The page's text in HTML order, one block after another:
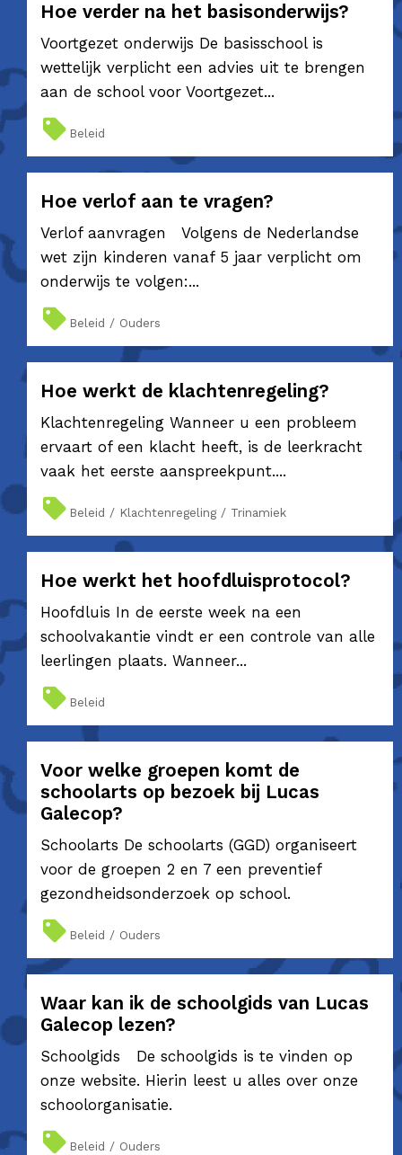
Hoe verder na het basisonderwijs?
Voortgezet onderwijs De basisschool is
wettelijk verplicht een advies uit te brengen
aan de school voor Voortgezet...
Beleid
Hoe verlof aan te vragen?
Verlof aanvragen Volgens de Nederlandse
wet zijn kinderen vanaf 5 jaar verplicht om
onderwijs te volgen:...
Beleid / Ouders
Hoe werkt de klachtenregeling?
Klachtenregeling Wanneer u een probleem
ervaart of een klacht heeft, is de leerkracht
vaak het eerste aanspreekpunt....
Beleid / Klachtenregeling / Trinamiek
Hoe werkt het hoofdluisprotocol?
Hoofdluis In de eerste week na een
schoolvakantie vindt er een controle van alle
leerlingen plaats. Wanneer...
Beleid
Voor welke groepen komt de
schoolarts op bezoek bij Lucas
Galecop?
Schoolarts De schoolarts (GGD) organiseert
voor de groepen 2 en 7 een preventief
gezondheidsonderzoek op school.
Beleid / Ouders
Waar kan ik de schoolgids van Lucas
Galecop lezen?
Schoolgids De schoolgids is te vinden op
onze website. Hierin leest u alles over onze
schoolorganisatie.
Beleid / Ouders